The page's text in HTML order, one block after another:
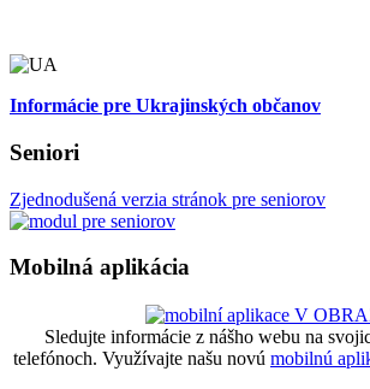
Informácie pre Ukrajinských občanov
Seniori
Zjednodušená verzia stránok pre seniorov
Mobilná aplikácia
Sledujte informácie z nášho webu na
telefónoch. Využívajte našu novú mobilnú